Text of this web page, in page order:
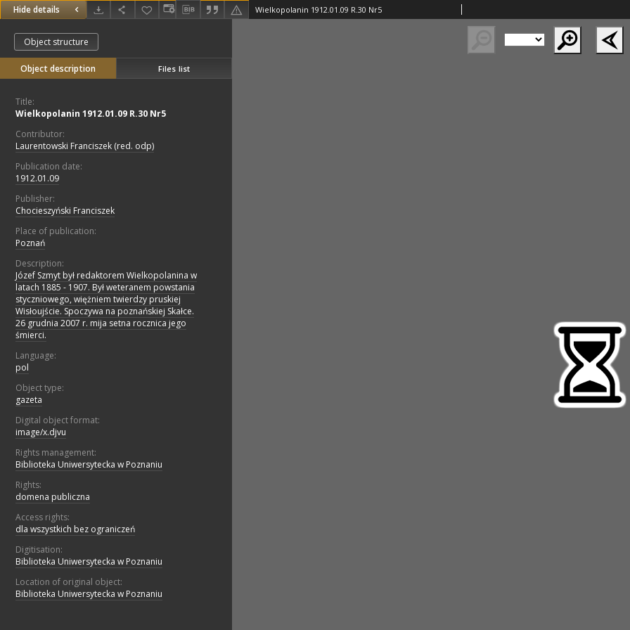
Hide details Wielkopolanin 1912.01.09 R.30 Nr5
Object structure
Object description Files list
Title:
Wielkopolanin 1912.01.09 R.30 Nr5
Contributor:
Laurentowski Franciszek (red. odp)
Publication date:
1912.01.09
Publisher:
Chocieszyński Franciszek
Place of publication:
Poznań
Description:
Józef Szmyt był redaktorem Wielkopolanina w
latach 1885 - 1907. Był weteranem powstania
styczniowego, więżniem twierdzy pruskiej
Wisłoujście. Spoczywa na poznańskiej Skałce.
26 grudnia 2007 r. mija setna rocznica jego
śmierci.
Language:
pol
Object type:
gazeta
Digital object format:
image/x.djvu
Rights management:
Biblioteka Uniwersytecka w Poznaniu
Rights:
domena publiczna
Access rights:
dla wszystkich bez ograniczeń
Digitisation:
Biblioteka Uniwersytecka w Poznaniu
Location of original object:
Biblioteka Uniwersytecka w Poznaniu